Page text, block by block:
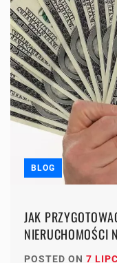
BLOG
JAK
NIERUCHOMOŚCI
POSTED ON 7